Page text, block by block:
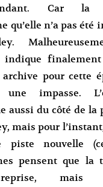
Car la
qu’elle n’a pas été
indique finalement
archive pour cette
une impasse.
aussi du côté de la
mais pour
piste nouvelle
pensent que la
mais